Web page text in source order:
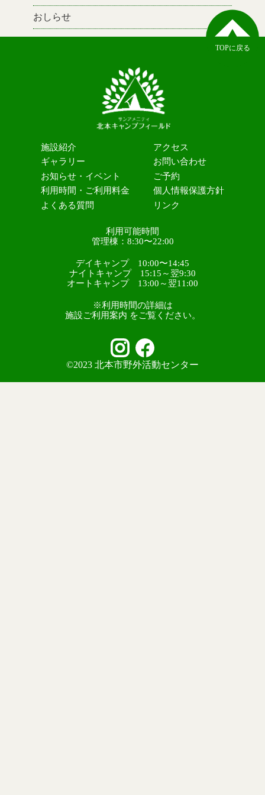
おしらせ
TOPに戻る
施設紹介
ギャラリー
お知らせ・イベント
利用時間・ご利用料金
よくある質問
アクセス
お問い合わせ
ご予約
個人情報保護方針
リンク
利用可能時間
管理棟：8:30〜22:00
デイキャンプ 10:00〜14:45
ナイトキャンプ 15:15～翌9:30
オートキャンプ 13:00～翌11:00
※利用時間の詳細は
施設ご利用案内 をご覧ください。
©2023 北本市野外活動センター